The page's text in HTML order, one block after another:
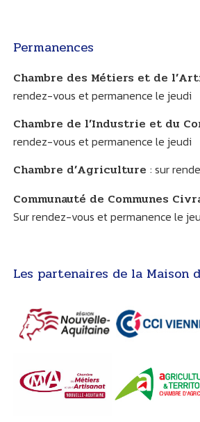
Permanences
Chambre des Métiers et de
rendez-vous et permanence le jeudi
Chambre de l’Industrie et du
rendez-vous et permanence le jeudi
Chambre d’Agriculture : sur
Communauté de Communes
Sur rendez-vous et permanence le
Les partenaires de la Maison